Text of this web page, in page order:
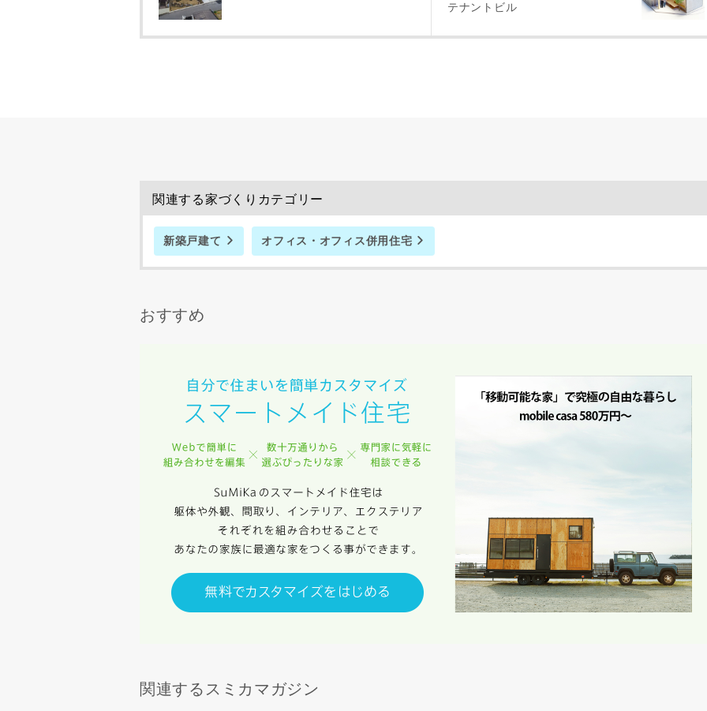
テナントビル
関連する家づくりカテゴリー
新築戸建て オフィス・オフィス併用住宅
おすすめ
関連するスミカマガジン
希望の予算
完成希望時期
当社は，当社の プライバシーポリシー
当社はお客様からいただいた個人情報を，お客様が指定された専門家へ提供すること、ま
スのご案内のために利用します。
当社は、本サービス又は利用契約に関し，お客様に発生した損害について、債務不履行責任
任、その他の法律上の請求原因の如何を問わず賠償の責任を負わないものとします。
当社は、お客様が本サービスを利用することにより第三者との間で生じた紛争等について一
キャンセル 入力内容を送信する